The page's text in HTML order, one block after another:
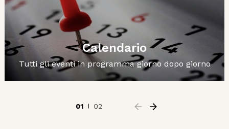
Calendario
Tutti gli eventi in programma giorno dopo giorno
01 02